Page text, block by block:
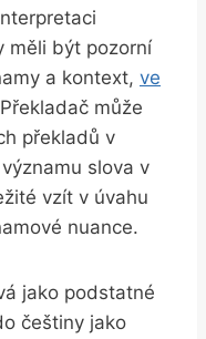
měli být pozorní
a kontext, ve
může
překladů v
slova v
vzít v úvahu
nuance.
jako podstatné
češtiny jako